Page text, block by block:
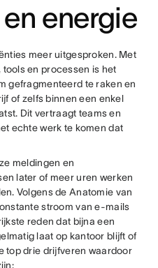
energie
meer uitgesproken. Met
en processen is het
gefragmenteerd te raken en
of zelfs binnen een enkel
Dit vertraagt teams en
echte werk te komen dat
meldingen en
later of meer uren werken
Volgens de Anatomie van
stroom van e-mails
reden dat bijna een
laat op kantoor blijft of
top drie drijfveren waardoor